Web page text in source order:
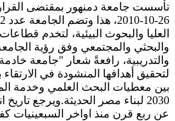
العليا والبحوث البيئية، لتخدم
والبحثي والمجتمعي وفق رؤية الجامعة
والتدريبية، رافعةً شعار "جامعة
لتحقيق أهدافها المنشودة في الارتقاء
بين معطيات البحث العلمي وخدمة
2030 لبناء مصر الحديثة.ويرجع
عن ربع قرن منذ اواخر السبعينيات